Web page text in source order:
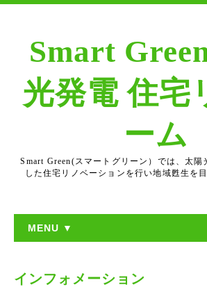
Smart
光発電 住宅
ーム
Smart Green(スマートグリーン）では、太陽
した住宅リノベーションを行い地域甦生を
MENU ▼
インフォメーション